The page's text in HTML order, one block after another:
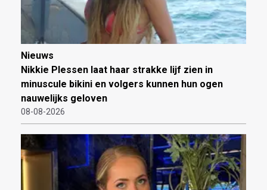
Nieuws
Nikkie Plessen laat haar strakke lijf zien in
minuscule bikini en volgers kunnen hun ogen
nauwelijks geloven
08-08-2026